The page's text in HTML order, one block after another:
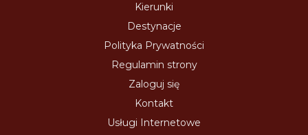
Kierunki
Destynacje
Polityka Prywatności
Regulamin strony
Zaloguj się
Kontakt
Usługi Internetowe